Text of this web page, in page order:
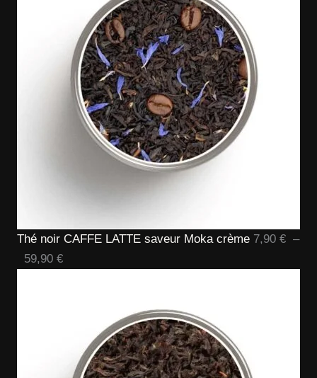
Thé noir CAFFE LATTE saveur Moka crème 7,90 € –
59,90 €Plage
59,90 €